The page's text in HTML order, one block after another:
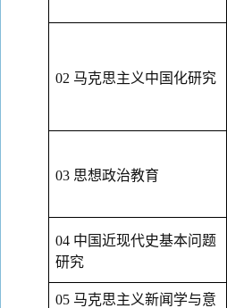
02 马克思主义中国化研究
03 思想政治教育
04 中国近现代史基本问题
研究
05 马克思主义新闻学与意